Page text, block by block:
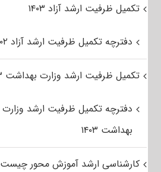
تکمیل ظرفیت ارشد آزاد ۱۴۰۳
دفترچه تکمیل ظرفیت ارشد آزاد ۱۴۰۲
تکمیل ظرفیت ارشد وزارت بهداشت ۱۴۰۳
دفترچه تکمیل ظرفیت ارشد وزارت
بهداشت ۱۴۰۳
کارشناسی ارشد آموزش محور چیست